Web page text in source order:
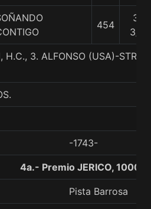
454
31
3/4
H.C., 3. ALFONSO (USA)-
-1743-
4a.- Premio JERICO, 1000
Pista Barrosa